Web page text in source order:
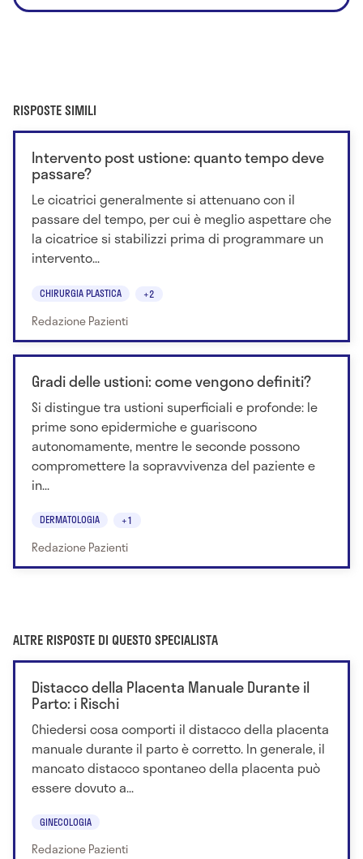
RISPOSTE SIMILI
Intervento post ustione: quanto tempo deve
passare?
Le cicatrici generalmente si attenuano con il
passare del tempo, per cui è meglio aspettare che
la cicatrice si stabilizzi prima di programmare un
intervento...
CHIRURGIA PLASTICA +2
Redazione Pazienti
Gradi delle ustioni: come vengono definiti?
Si distingue tra ustioni superficiali e profonde: le
prime sono epidermiche e guariscono
autonomamente, mentre le seconde possono
compromettere la sopravvivenza del paziente e
in...
DERMATOLOGIA +1
Redazione Pazienti
ALTRE RISPOSTE DI QUESTO SPECIALISTA
Distacco della Placenta Manuale Durante il
Parto: i Rischi
Chiedersi cosa comporti il distacco della placenta
manuale durante il parto è corretto. In generale, il
mancato distacco spontaneo della placenta può
essere dovuto a...
GINECOLOGIA
Redazione Pazienti